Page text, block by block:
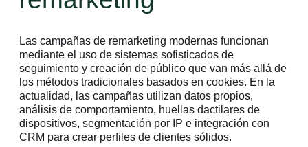
Las campañas de remarketing modernas funcionan
mediante el uso de sistemas sofisticados de
seguimiento y creación de público que van más allá de
los métodos tradicionales basados en cookies. En la
actualidad, las campañas utilizan datos propios,
análisis de comportamiento, huellas dactilares de
dispositivos, segmentación por IP e integración con
CRM para crear perfiles de clientes sólidos.